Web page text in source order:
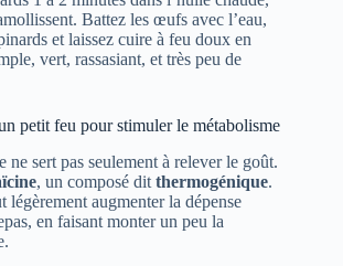
Battez les œufs avec l’eau,
et laissez cuire à feu doux en
vert, rassasiant, et très peu de
petit feu pour stimuler le métabolisme
ne sert pas seulement à relever le goût.
, un composé dit thermogénique.
légèrement augmenter la dépense
en faisant monter un peu la